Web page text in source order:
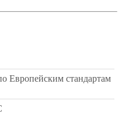
Европейским стандартам